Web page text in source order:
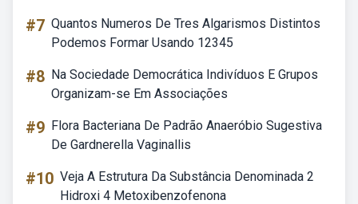
#7 Quantos Numeros De Tres Algarismos Distintos
Podemos Formar Usando 12345
#8 Na Sociedade Democrática Indivíduos E Grupos
Organizam-se Em Associações
#9 Flora Bacteriana De Padrão Anaeróbio Sugestiva
De Gardnerella Vaginallis
#10 Veja A Estrutura Da Substância Denominada 2
Hidroxi 4 Metoxibenzofenona